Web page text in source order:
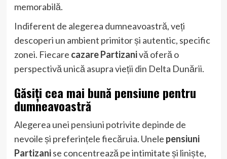
memorabilă.
Indiferent de alegerea dumneavoastră, veți
descoperi un ambient primitor și autentic, specific
zonei. Fiecare cazare Partizanivă oferă o
perspectivă unică asupra vieții din Delta Dunării.
Găsiți cea mai bună pensiune pentru
dumneavoastră
Alegerea unei pensiuni potrivite depinde de
nevoile și preferințele fiecăruia. Unele pensiuni
Partizanise concentrează pe intimitate și liniște,